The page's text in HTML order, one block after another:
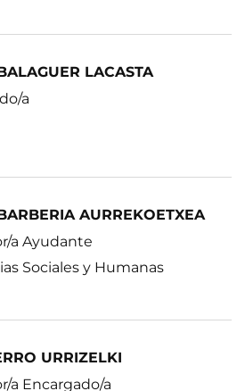
LACASTA
a
AURREKOETXEA
a Ayudante
Sociales y Humanas
URRIZELKI
a Encargado/a